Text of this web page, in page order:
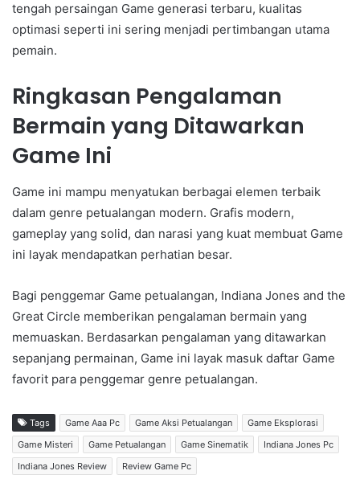
tengah persaingan Game generasi terbaru, kualitas
optimasi seperti ini sering menjadi pertimbangan utama
pemain.
Ringkasan Pengalaman
Bermain yang Ditawarkan
Game Ini
Game ini mampu menyatukan berbagai elemen terbaik
dalam genre petualangan modern. Grafis modern,
gameplay yang solid, dan narasi yang kuat membuat Game
ini layak mendapatkan perhatian besar.
Bagi penggemar Game petualangan, Indiana Jones and the
Great Circle memberikan pengalaman bermain yang
memuaskan. Berdasarkan pengalaman yang ditawarkan
sepanjang permainan, Game ini layak masuk daftar Game
favorit para penggemar genre petualangan.
Tags Game Aaa Pc Game Aksi Petualangan
Game Eksplorasi
Game Misteri
Game Petualangan Game Sinematik
Indiana Jones Pc
Indiana Jones Review
Review Game Pc